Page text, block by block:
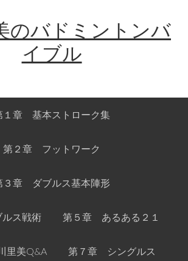
のバドミントンバ
イブル
１章 基本ストローク集
第２章 フットワーク
３章 ダブルス基本陣形
ス戦術 第５章 あるある２１
里美Q&A 第７章 シングルス